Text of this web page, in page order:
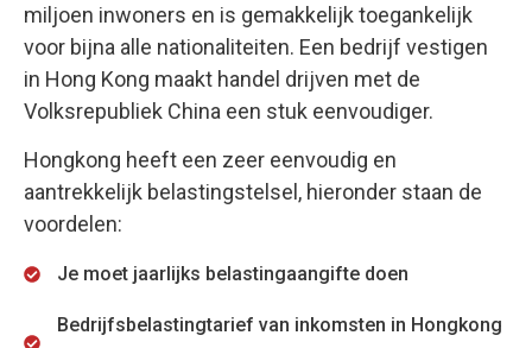
miljoen inwoners en is gemakkelijk toegankelijk
voor bijna alle nationaliteiten. Een bedrijf vestigen
in Hong Kong maakt handel drijven met de
Volksrepubliek China een stuk eenvoudiger.
Hongkong heeft een zeer eenvoudig en
aantrekkelijk belastingstelsel, hieronder staan de
voordelen:
Je moet jaarlijks belastingaangifte doen
Bedrijfsbelastingtarief van inkomsten in Hongkong